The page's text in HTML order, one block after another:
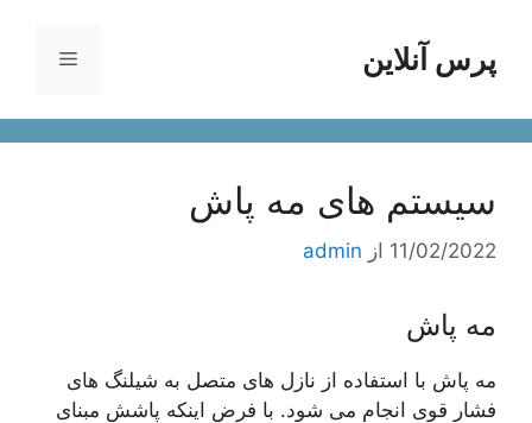
محتواپرس آنلاین فهرست
سیستم های مه پاش
11/02/2022 از admin
مه پاش
مه پاش با استفاده از نازل های متصل به شیلنگ های
فشار قوی انجام می شود. با فرض اینکه پاشش مبنای